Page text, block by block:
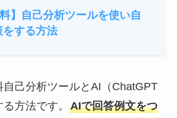
】自己分析ツールを使い自
する方法
自己分析ツールとAI（ChatGPT
方法です。 AIで回答例文をつ